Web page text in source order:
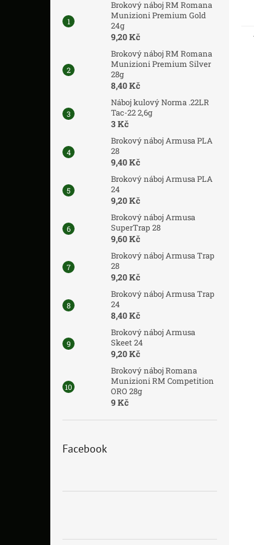
Brokový náboj RM Romana
Munizioni Premium Gold
24g
9,20 Kč
Brokový náboj RM Romana
Munizioni Premium Silver
28g
8,40 Kč
Náboj kulový Norma .22LR
Tac-22 2,6g
3 Kč
Brokový náboj Armusa PLA
28
9,40 Kč
Brokový náboj Armusa PLA
24
9,20 Kč
Brokový náboj Armusa
SuperTrap 28
9,60 Kč
Brokový náboj Armusa Trap
28
9,20 Kč
Brokový náboj Armusa Trap
24
8,40 Kč
Brokový náboj Armusa
Skeet 24
9,20 Kč
Brokový náboj Romana
Munizioni RM Competition
ORO 28g
9 Kč
Facebook